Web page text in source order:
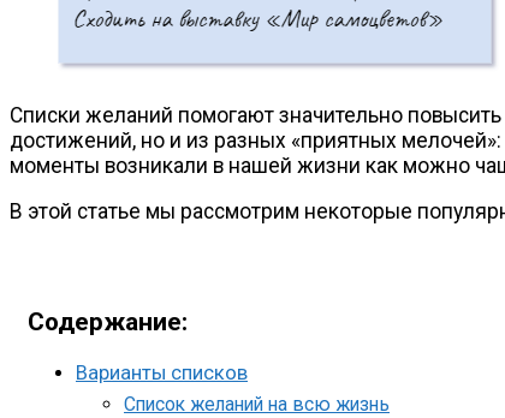
Списки желаний помогают значительно
достижений, но и из разных «приятных
моменты возникали в нашей жизни как можно
В этой статье мы рассмотрим некоторые
Содержание:
Варианты списков
Список желаний на всю жизнь